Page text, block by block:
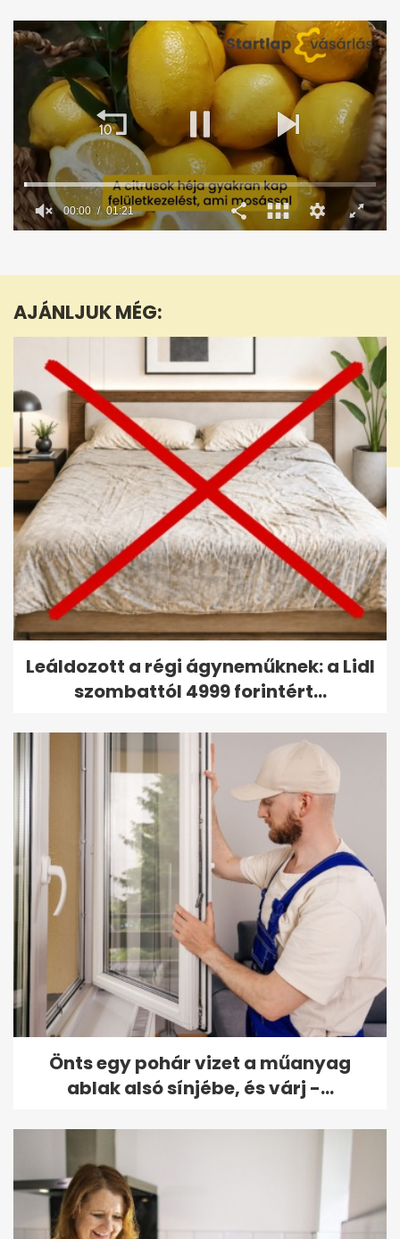
1
21
seconds
00:02 01:21
AJÁNLJUK MÉG:
Leáldozott a régi ágyneműknek: a Lidl
szombattól 4999 forintért...
Önts egy pohár vizet a műanyag
ablak alsó sínjébe, és várj -...